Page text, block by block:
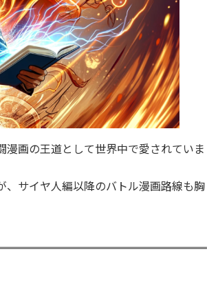
画の王道として世界中で愛されていま
、サイヤ人編以降のバトル漫画路線も胸